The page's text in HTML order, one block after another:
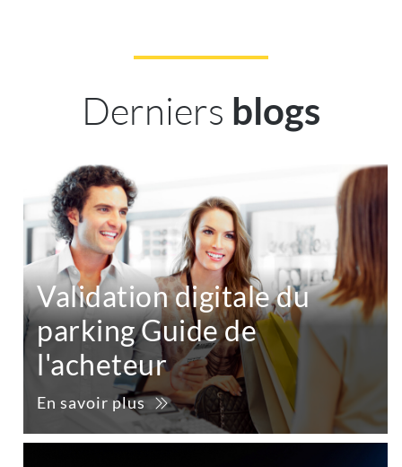
Derniers blogs
Validation digitale du
parking Guide de
l'acheteur
En savoir plus